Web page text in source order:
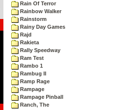
Rain Of Terror
Rainbow Walker
Rainstorm
Rainy Day Games
Rajd
Rakieta
Rally Speedway
Ram Test
Rambo 1
Rambug II
Ramp Rage
Rampage
Rampage Pinball
Ranch, The